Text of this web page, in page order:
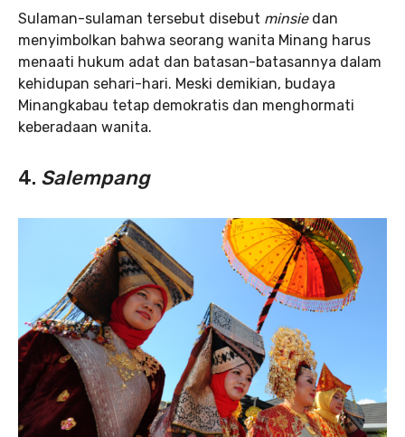
Sulaman-sulaman tersebut disebut minsiedan
menyimbolkan bahwa seorang wanita Minang harus
menaati hukum adat dan batasan-batasannya dalam
kehidupan sehari-hari. Meski demikian, budaya
Minangkabau tetap demokratis dan menghormati
keberadaan wanita.
4. Salempang